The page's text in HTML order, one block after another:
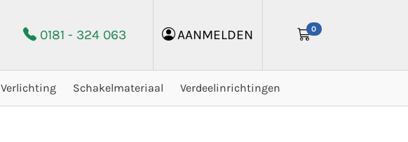
0181 - 324 063 AANMELDEN 0
Verlichting Schakelmateriaal Verdeelinrichtingen